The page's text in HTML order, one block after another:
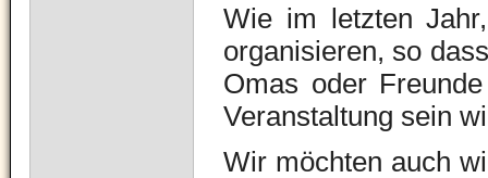
Wie im letzten
organisieren, so
Omas oder
Veranstaltung sein
Wir möchten auch